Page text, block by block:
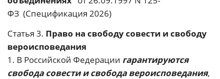
ФЗ (Спецификация 2026)
Статья 3. Право на свободу совести и свободу
вероисповедания
1. В Российской Федерации гарантируются
свобода совести и свобода вероисповедания,